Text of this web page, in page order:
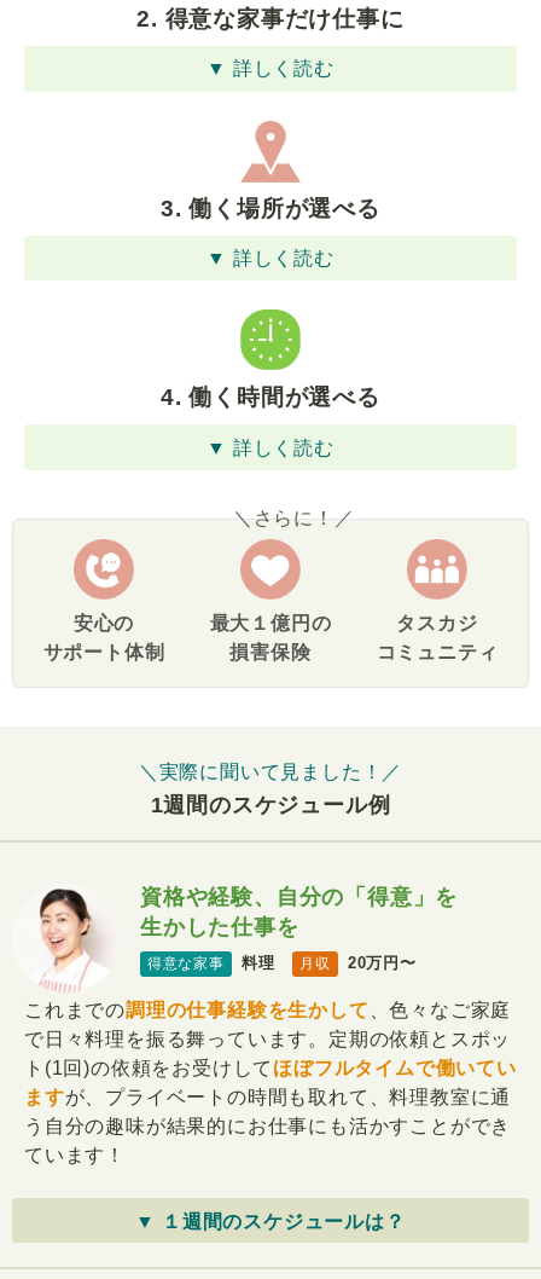
2. 得意な家事だけ仕事に
▼ 詳しく読む
3. 働く場所が選べる
▼ 詳しく読む
4. 働く時間が選べる
▼ 詳しく読む
＼さらに！／
安心の
サポート体制
最大１億円の
損害保険
タスカジ
コミュニティ
＼実際に聞いて見ました！／
1週間のスケジュール例
資格や経験、自分の「得意」を
生かした仕事を
得意な家事 料理 月収 20万円〜
これまでの調理の仕事経験を生かして 、色々なご家庭
で日々料理を振る舞っています。定期の依頼とスポッ
ト(1回)の依頼をお受けして ほぼフルタイムで働いてい
ますが、プライベートの時間も取れて、料理教室に通
う自分の趣味が結果的にお仕事にも活かすことができ
ています！
▼ １週間のスケジュールは？